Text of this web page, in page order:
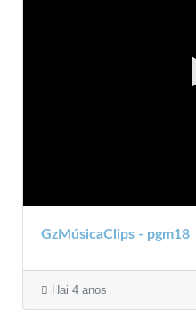
GzMúsicaClips - pgm18
Hai 4 anos